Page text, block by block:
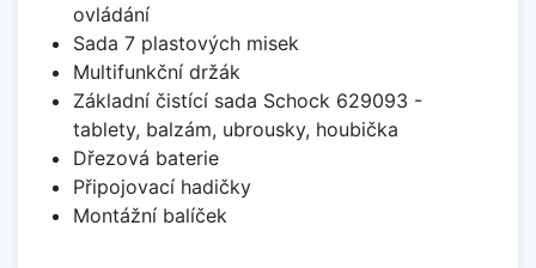
ovládání
Sada 7 plastových misek
Multifunkční držák
Základní čistící sada Schock 629093 -
tablety, balzám, ubrousky, houbička
Dřezová baterie
Připojovací hadičky
Montážní balíček